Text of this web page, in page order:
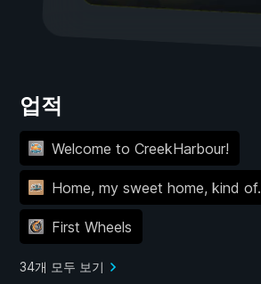
업적
Welcome to CreekHarbour!
Home, my sweet home, kind of.
First Wheels
34개 모두 보기